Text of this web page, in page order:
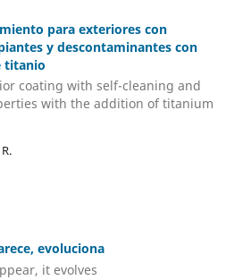
para exteriores con
y descontaminantes con
titanio
coating with self-cleaning and
with the addition of titanium
evoluciona
it evolves